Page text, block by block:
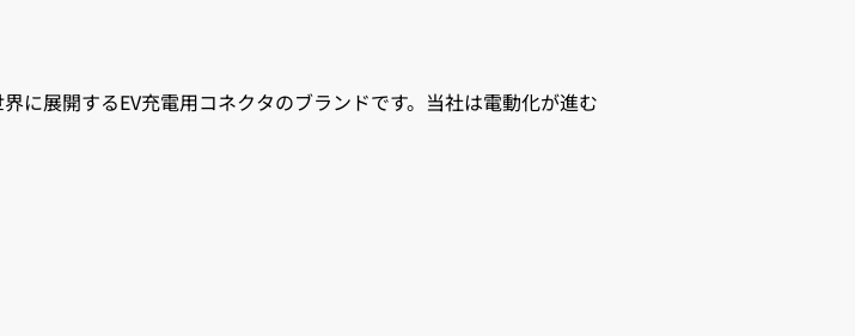
に展開するEV充電用コネクタのブランドです。当社は電動化が進む